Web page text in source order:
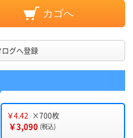
カゴへ
グへ登録
￥4.42 ×700枚
￥3,090 (税込)